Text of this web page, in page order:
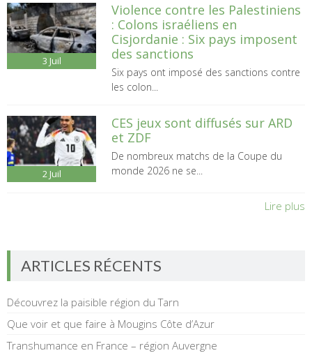
3 Juil
Violence contre les Palestiniens
: Colons israéliens en
Cisjordanie : Six pays imposent
des sanctions
Six pays ont imposé des sanctions contre
les colon...
2 Juil
CES jeux sont diffusés sur ARD
et ZDF
De nombreux matchs de la Coupe du
monde 2026 ne se...
Lire plus
ARTICLES RÉCENTS
Découvrez la paisible région du Tarn
Que voir et que faire à Mougins Côte d’Azur
Transhumance en France – région Auvergne